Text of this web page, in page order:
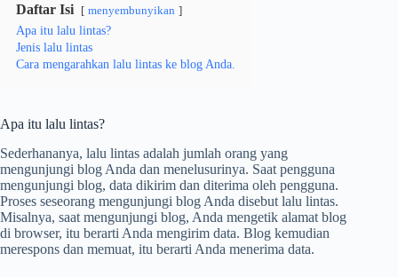
Daftar Isi menyembunyikan
Apa itu lalu lintas?
Jenis lalu lintas
Cara mengarahkan lalu lintas ke blog Anda.
Apa itu lalu lintas?
Sederhananya, lalu lintas adalah jumlah orang yang
mengunjungi blog Anda dan menelusurinya. Saat pengguna
mengunjungi blog, data dikirim dan diterima oleh pengguna.
Proses seseorang mengunjungi blog Anda disebut lalu lintas.
Misalnya, saat mengunjungi blog, Anda mengetik alamat blog
di browser, itu berarti Anda mengirim data. Blog kemudian
merespons dan memuat, itu berarti Anda menerima data.